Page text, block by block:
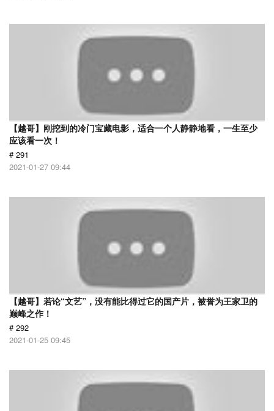
【越哥】刚挖到的冷门宝藏电影，适合一个人静静地看，一生至少
应该看一次！
# 291
2021-01-27 09:44
【越哥】若论“文艺”，没有能比得过它的国产片，被誉为王家卫的
巅峰之作！
# 292
2021-01-25 09:45